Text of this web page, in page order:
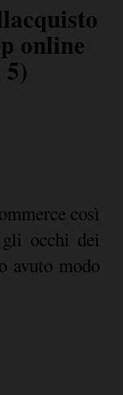
online
così
occhi dei
avuto modo